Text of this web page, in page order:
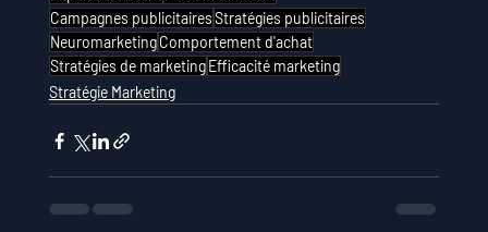
Campagnes publicitairesStratégies publicitaires
NeuromarketingComportement d'achat
Stratégies de marketingEfficacité marketing
Stratégie Marketing